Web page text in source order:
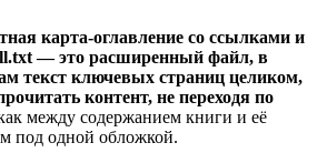
карта-оглавление со ссылками и
— это расширенный файл, в
текст ключевых страниц целиком,
контент, не переходя по
между содержанием книги и её
под одной обложкой.